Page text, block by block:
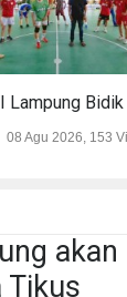
08 Agu 2026, 153
Tikus